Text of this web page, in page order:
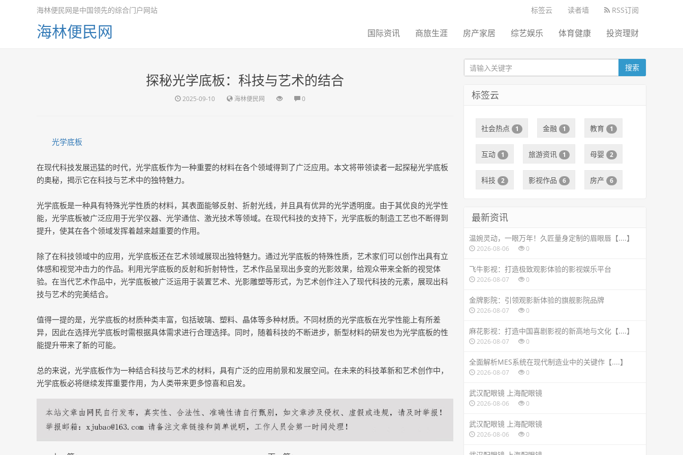
标签云 读者墙 RSS订阅
海林便民网是中国领先的综合门户网站
海林便民网 国际资讯 商旅生涯 房产家居 综艺娱乐 体育健康 投资理财
探秘光学底板：科技与艺术的结合
2025-09-10 海林便民网 0
光学底板
在现代科技发展迅猛的时代，光学底板作为一种重要的材料在各个领域得到了广泛应用。本文将带领读者一起探秘光学底板
的奥秘，揭示它在科技与艺术中的独特魅力。
光学底板是一种具有特殊光学性质的材料，其表面能够反射、折射光线，并且具有优异的光学透明度。由于其优良的光学性
能，光学底板被广泛应用于光学仪器、光学通信、激光技术等领域。在现代科技的支持下，光学底板的制造工艺也不断得到
提升，使其在各个领域发挥着越来越重要的作用。
除了在科技领域中的应用，光学底板还在艺术领域展现出独特魅力。通过光学底板的特殊性质，艺术家们可以创作出具有立
体感和视觉冲击力的作品。利用光学底板的反射和折射特性，艺术作品呈现出多变的光影效果，给观众带来全新的视觉体
验。在当代艺术作品中，光学底板被广泛运用于装置艺术、光影雕塑等形式，为艺术创作注入了现代科技的元素，展现出科
技与艺术的完美结合。
值得一提的是，光学底板的材质种类丰富，包括玻璃、塑料、晶体等多种材质。不同材质的光学底板在光学性能上有所差
异，因此在选择光学底板时需根据具体需求进行合理选择。同时，随着科技的不断进步，新型材料的研发也为光学底板的性
能提升带来了新的可能。
总的来说，光学底板作为一种结合科技与艺术的材料，具有广泛的应用前景和发展空间。在未来的科技革新和艺术创作中，
光学底板必将继续发挥重要作用，为人类带来更多惊喜和启发。
搜索
标签云
社会热点 1 金融 1 教育 1
互动 1 旅游资讯 1 母婴 2
科技 2 影视作品 6 房产 6
最新资讯
温婉灵动，一眼万年！久匠量身定制的眉眼唇【....】
2026-08-06 0
飞牛影视：打造极致观影体验的影视娱乐平台
2026-08-07 0
金牌影院：引领观影新体验的旗舰影院品牌
2026-08-07 0
麻花影视：打造中国喜剧影视的新高地与文化【....】
2026-08-07 0
全面解析MES系统在现代制造业中的关键作【....】
2026-08-07 0
武汉配眼镜 上海配眼镜
2026-08-06 0
武汉配眼镜 上海配眼镜
2026-08-06 0